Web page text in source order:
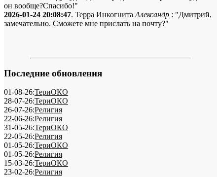
он вообще?Спасибо!"
2026-01-24 20:08:47. Терра Инкогнита Александр : "Дмитрий,
замечательно. Сможете мне прислать на почту?"
Последние обновления
01-08-26:ТериОКО
28-07-26:ТериОКО
26-07-26:Религия
22-06-26:Религия
31-05-26:ТериОКО
22-05-26:Религия
01-05-26:ТериОКО
01-05-26:Религия
15-03-26:ТериОКО
23-02-26:Религия